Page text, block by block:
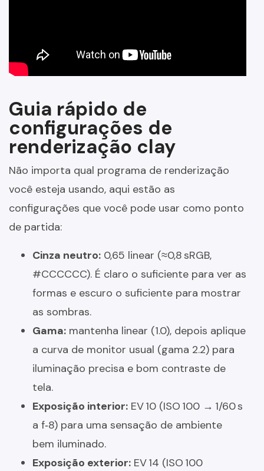
Guia rápido de
configurações de
renderização clay
Não importa qual programa de renderização
você esteja usando, aqui estão as
configurações que você pode usar como ponto
de partida:
Cinza neutro: 0,65 linear (≈0,8 sRGB,
#CCCCCC). É claro o suficiente para ver as
formas e escuro o suficiente para mostrar
as sombras.
Gama: mantenha linear (1.0), depois aplique
a curva de monitor usual (gama 2.2) para
iluminação precisa e bom contraste de
tela.
Exposição interior: EV 10 (ISO 100 → 1/60 s
a f‑8) para uma sensação de ambiente
bem iluminado.
Exposição exterior: EV 14 (ISO 100